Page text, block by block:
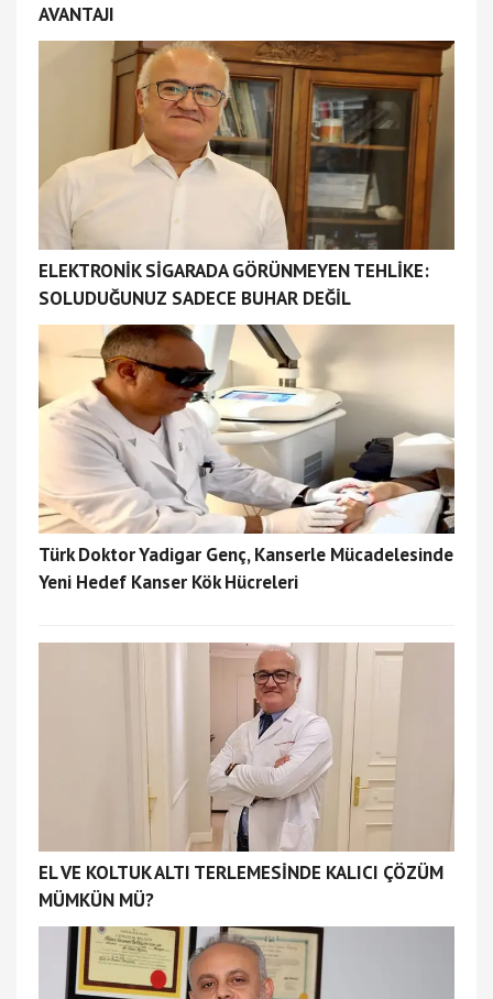
AVANTAJI
ELEKTRONİK SİGARADA GÖRÜNMEYEN TEHLİKE:
SOLUDUĞUNUZ SADECE BUHAR DEĞİL
Türk Doktor Yadigar Genç, Kanserle Mücadelesinde
Yeni Hedef Kanser Kök Hücreleri
EL VE KOLTUK ALTI TERLEMESİNDE KALICI ÇÖZÜM
MÜMKÜN MÜ?